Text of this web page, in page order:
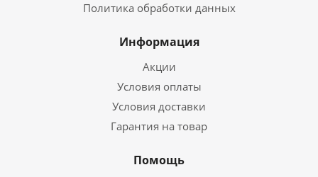
Политика обработки данных
Информация
Акции
Условия оплаты
Условия доставки
Гарантия на товар
Помощь